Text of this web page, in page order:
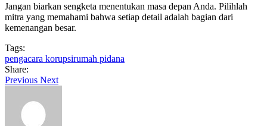
Jangan biarkan sengketa menentukan masa depan Anda. Pilihlah
mitra yang memahami bahwa setiap detail adalah bagian dari
kemenangan besar.
Tags:
pengacara korupsirumah pidana
Share:
Previous Next